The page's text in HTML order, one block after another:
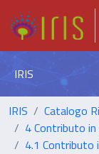
IRIS
IRIS
Catalogo
4 Contributo
4.1 Contributo